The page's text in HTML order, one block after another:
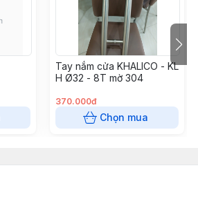
Tay nắm cửa KHALICO - KL
H Ø32 - 8T mờ 304
370.000đ
Chọn mua